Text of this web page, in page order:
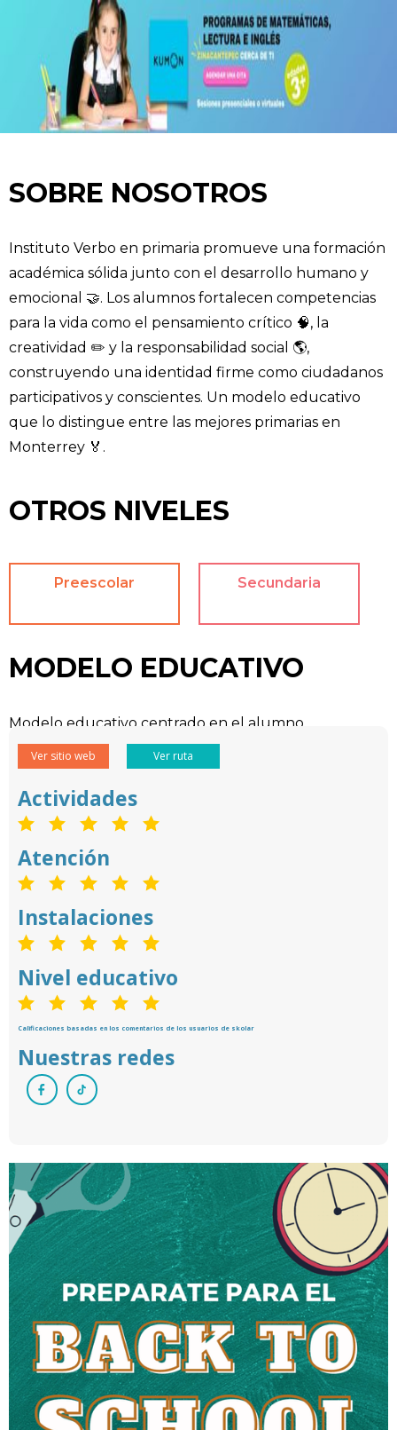
SOBRE NOSOTROS
Instituto Verbo en primaria promueve una formación
académica sólida junto con el desarrollo humano y
emocional 🤝. Los alumnos fortalecen competencias
para la vida como el pensamiento crítico 🧠, la
creatividad ✏️ y la responsabilidad social 🌎,
construyendo una identidad firme como ciudadanos
participativos y conscientes. Un modelo educativo
que lo distingue entre las mejores primarias en
Monterrey 🏅.
OTROS NIVELES
Preescolar Secundaria
MODELO EDUCATIVO
Modelo educativo centrado en el alumno.
Ver sitio web Ver ruta
Actividades
Atención
Instalaciones
Nivel educativo
Calificaciones basadas en los comentarios de los usuarios de skolar
Nuestras redes